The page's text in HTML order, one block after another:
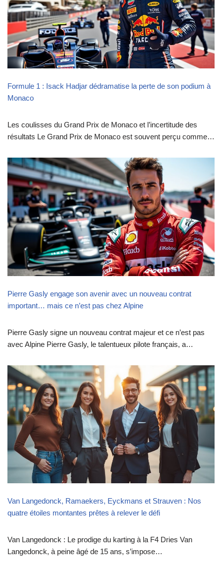
Formule 1 : Isack Hadjar dédramatise la perte de son podium à
Monaco
Les coulisses du Grand Prix de Monaco et l’incertitude des
résultats Le Grand Prix de Monaco est souvent perçu comme…
Pierre Gasly engage son avenir avec un nouveau contrat
important… mais ce n’est pas chez Alpine
Pierre Gasly signe un nouveau contrat majeur et ce n’est pas
avec Alpine Pierre Gasly, le talentueux pilote français, a…
Van Langedonck, Ramaekers, Eyckmans et Strauven : Nos
quatre étoiles montantes prêtes à relever le défi
Van Langedonck : Le prodige du karting à la F4 Dries Van
Langedonck, à peine âgé de 15 ans, s’impose…